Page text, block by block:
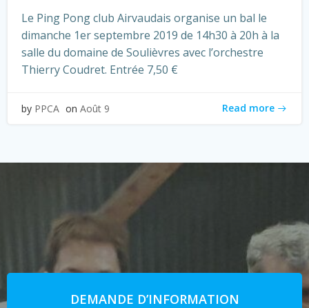
Le Ping Pong club Airvaudais organise un bal le
dimanche 1er septembre 2019 de 14h30 à 20h à la
salle du domaine de Soulièvres avec l’orchestre
Thierry Coudret. Entrée 7,50 €
by PPCA on Août 9 Read more
DEMANDE D’INFORMATION